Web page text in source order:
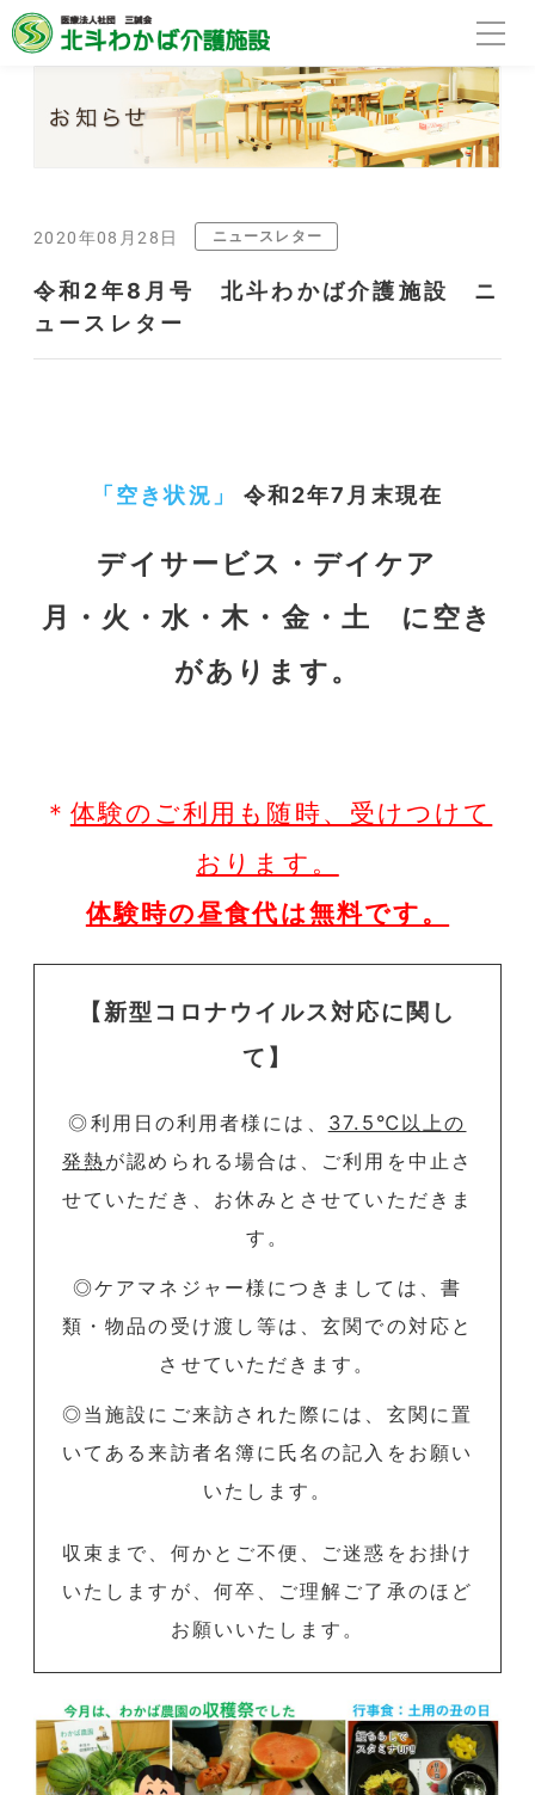
2020年08月28日 ニュースレター
令和2年8月号 北斗わかば介護施設 ニ
ュースレター
「空き状況」 令和2年7月末現在
デイサービス・デイケア
月・火・水・木・金・土 に空き
があります。
＊ 体験のご利用も随時、受けつけて
おります。
体験時の昼食代は無料です。
【新型コロナウイルス対応に関し
て】
◎利用日の利用者様には、 37.5℃以上の
発熱が認められる場合は、ご利用を中止さ
せていただき、お休みとさせていただきま
す。
◎ケアマネジャー様につきましては、書
類・物品の受け渡し等は、玄関での対応と
させていただきます。
◎当施設にご来訪された際には、玄関に置
いてある来訪者名簿に氏名の記入をお願い
いたします。
収束まで、何かとご不便、ご迷惑をお掛け
いたしますが、何卒、ご理解ご了承のほど
お願いいたします。